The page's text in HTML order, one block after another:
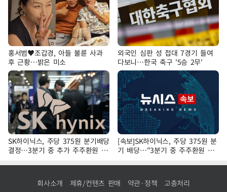
홍서범♥조갑경, 아들 불륜 사과
후 근황…밝은 미소
외국인 심판 성 접대 7경기 들여
다보니…한국 축구 '5승 2무'
SK하이닉스, 주당 375원 분기배당
결정…3분기 중 추가 주주환원 발
표
[속보]SK하이닉스, 주당 375원 분
기 배당…"3분기 중 주주환원 방
안 확정"
회사소개 제휴/컨텐츠 판매 약관·정책 고충처리